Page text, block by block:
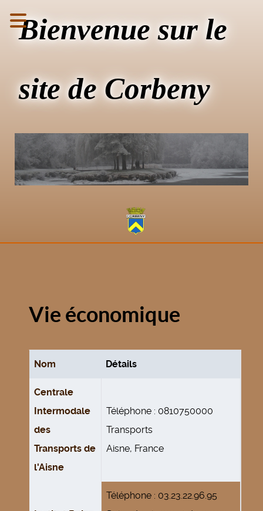
Bienvenue sur le
site de Corbeny
Vie économique
Contacts,
Nom Détails
Centrale
Intermodale
des
Transports de
l'Aisne
Téléphone : 0810750000
Transports
Aisne, France
Téléphone : 03.23.22.96.95